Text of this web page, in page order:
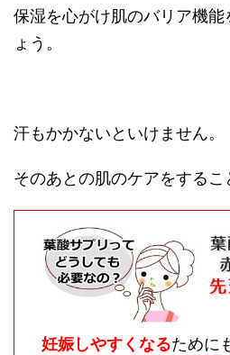
保湿を心がけ肌のバリア機能
ょう。
汗もかかないといけません。
そのあとの肌のケアをするこ
妊娠しやすくなるために